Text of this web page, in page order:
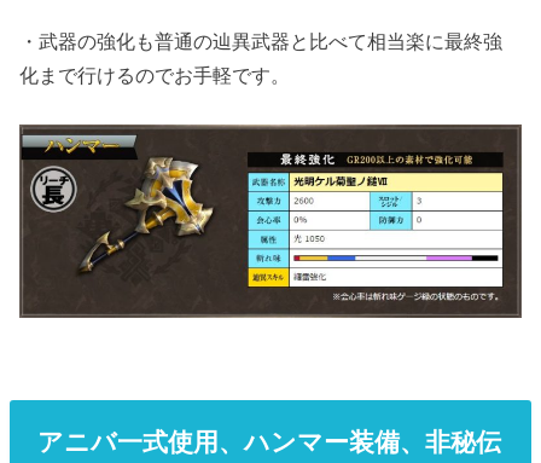
・武器の強化も普通の辿異武器と比べて相当楽に最終強
化まで行けるのでお手軽です。
アニバ一式使用、ハンマー装備、非秘伝